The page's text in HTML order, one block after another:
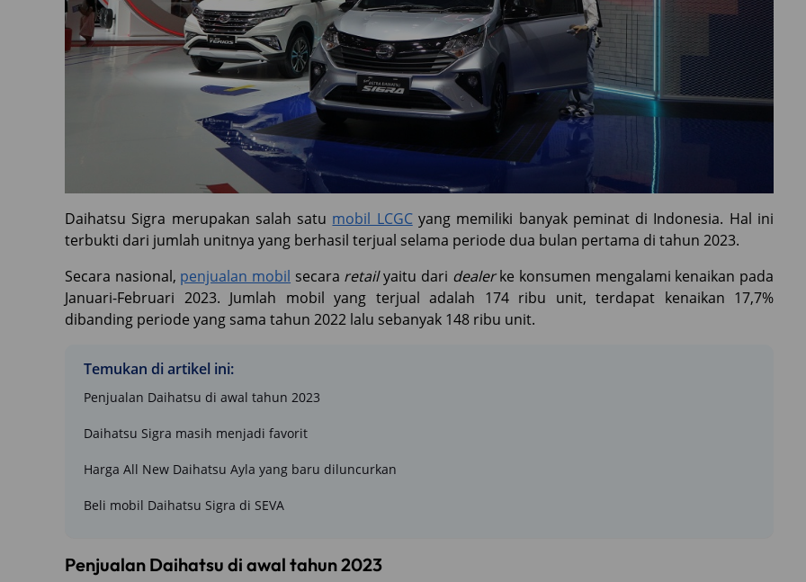
Daihatsu Sigra merupakan salah satu mobil LCGCyang memiliki banyak peminat di Indonesia. Hal ini
terbukti dari jumlah unitnya yang berhasil terjual selama periode dua bulan pertama di tahun 2023.
Secara nasional, penjualan mobil secara retailyaitu dari dealerke konsumen mengalami kenaikan pada
Januari-Februari 2023. Jumlah mobil yang terjual adalah 174 ribu unit, terdapat kenaikan 17,7%
dibanding periode yang sama tahun 2022 lalu sebanyak 148 ribu unit.
Temukan di artikel ini:
Penjualan Daihatsu di awal tahun 2023
Daihatsu Sigra masih menjadi favorit
Harga All New Daihatsu Ayla yang baru diluncurkan
Beli mobil Daihatsu Sigra di SEVA
Penjualan Daihatsu di awal tahun 2023